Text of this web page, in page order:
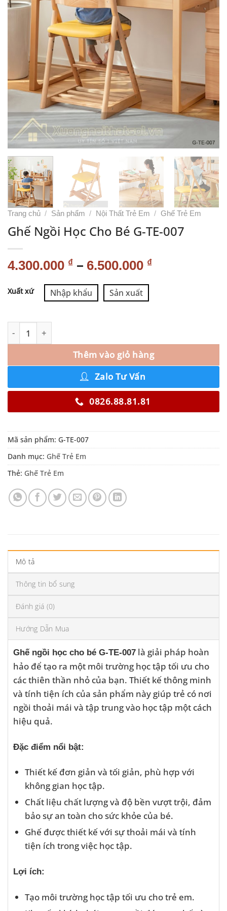
Trang chủ / Sản phẩm / Nội Thất Trẻ Em / Ghế Trẻ Em
Ghế Ngồi Học Cho Bé G-TE-007
4.300.000 ₫ – 6.500.000 ₫
Xuất xứ Nhập khẩu Sản xuất
Thêm vào giỏ hàng
Alternative:
Zalo Tư Vấn
0826.88.81.81
Mã sản phẩm: G-TE-007
Danh mục: Ghế Trẻ Em
Thẻ: Ghế Trẻ Em
Mô tả
Thông tin bổ sung
Đánh giá (0)
Hướng Dẫn Mua
Ghế ngồi học cho bé G-TE-007 là giải pháp hoàn
hảo để tạo ra một môi trường học tập tối ưu cho
các thiên thần nhỏ của bạn. Thiết kế thông minh
và tính tiện ích của sản phẩm này giúp trẻ có nơi
ngồi thoải mái và tập trung vào học tập một cách
hiệu quả.
Đặc điểm nổi bật:
Thiết kế đơn giản và tối giản, phù hợp với
không gian học tập.
Chất liệu chất lượng và độ bền vượt trội, đảm
bảo sự an toàn cho sức khỏe của bé.
Ghế được thiết kế với sự thoải mái và tính
tiện ích trong việc học tập.
Lợi ích:
Tạo môi trường học tập tối ưu cho trẻ em.